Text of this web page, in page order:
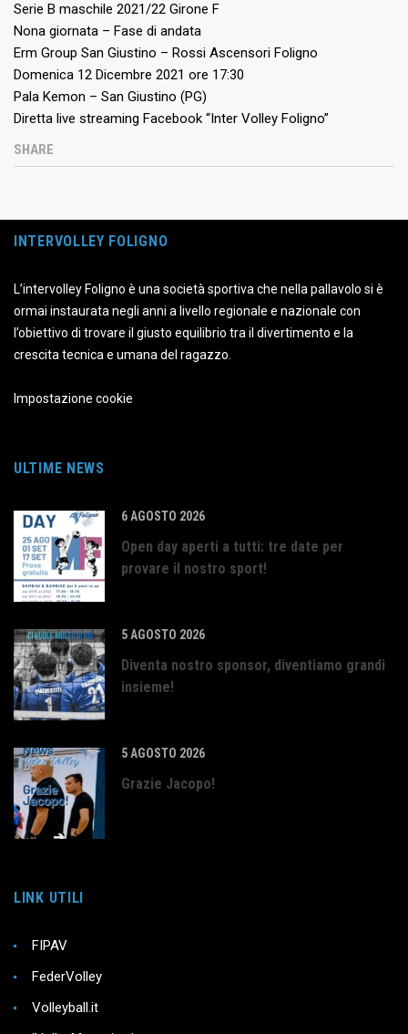
Serie B maschile 2021/22 Girone F
Nona giornata – Fase di andata
Erm Group San Giustino – Rossi Ascensori Foligno
Domenica 12 Dicembre 2021 ore 17:30
Pala Kemon – San Giustino (PG)
Diretta live streaming Facebook “Inter Volley Foligno”
SHARE
INTERVOLLEY FOLIGNO
L’intervolley Foligno è una società sportiva che nella pallavolo si è
ormai instaurata negli anni a livello regionale e nazionale con
l’obiettivo di trovare il giusto equilibrio tra il divertimento e la
crescita tecnica e umana del ragazzo.
Impostazione cookie
ULTIME NEWS
6 AGOSTO 2026
Open day aperti a tutti: tre date per
provare il nostro sport!
5 AGOSTO 2026
Diventa nostro sponsor, diventiamo grandi
insieme!
5 AGOSTO 2026
Grazie Jacopo!
LINK UTILI
FIPAV
FederVolley
Volleyball.it